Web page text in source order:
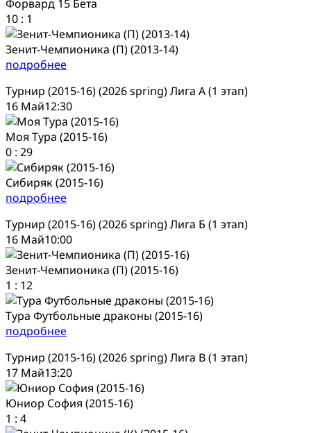
Форвард 15 Бета
10 : 1
Зенит-Чемпионика (П) (2013-14)
подробнее
Турнир (2015-16) (2026 spring) Лига А (1 этап)
16 Май12:30
Моя Тура (2015-16)
0 : 29
Сибиряк (2015-16)
подробнее
Турнир (2015-16) (2026 spring) Лига Б (1 этап)
16 Май10:00
Зенит-Чемпионика (П) (2015-16)
1 : 12
Тура Футбольные драконы (2015-16)
подробнее
Турнир (2015-16) (2026 spring) Лига В (1 этап)
17 Май13:20
Юниор София (2015-16)
1 : 4